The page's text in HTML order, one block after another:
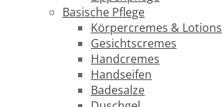
Basische Pflege
Körpercremes & Lotions
Gesichtscremes
Handcremes
Handseifen
Badesalze